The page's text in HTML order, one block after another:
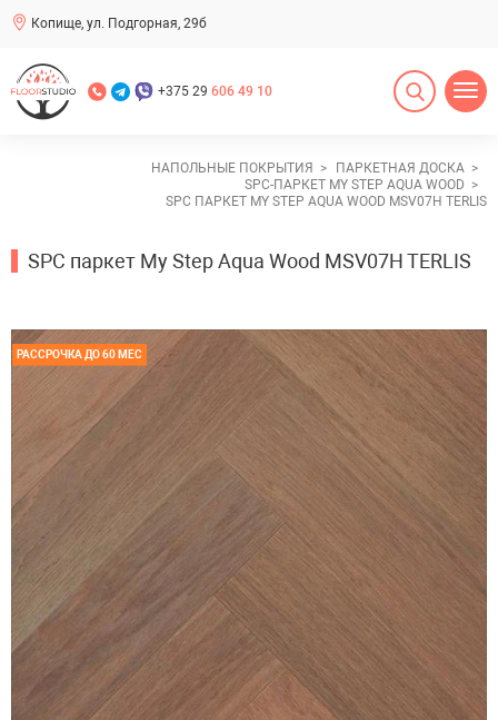
Копище, ул. Подгорная, 29б
+375 29 606 49 10
НАПОЛЬНЫЕ ПОКРЫТИЯ
ПАРКЕТНАЯ ДОСКА
SPC-ПАРКЕТ MY STEP AQUA WOOD
SPC ПАРКЕТ MY STEP AQUA WOOD MSV07H TERLIS
SPC паркет My Step Aqua Wood MSV07H TERLIS
РАССРОЧКА ДО 60 МЕС